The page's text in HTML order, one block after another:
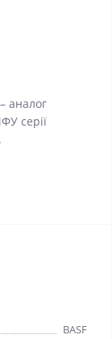
аналог
серії
BASF